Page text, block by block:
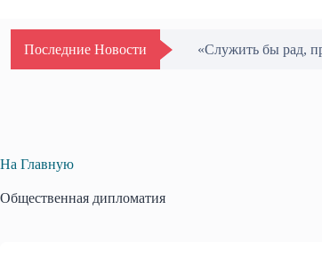
Последние Новости «Служить бы рад,
На Главную
Общественная дипломатия